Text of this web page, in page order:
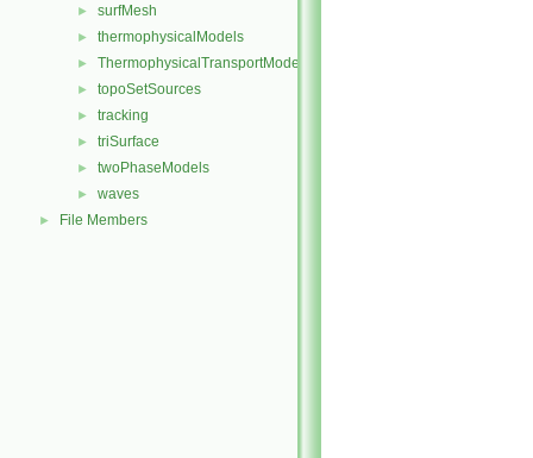
► surfMesh
► thermophysicalModels
► ThermophysicalTransportModels
► topoSetSources
► tracking
► triSurface
► twoPhaseModels
► waves
► File Members